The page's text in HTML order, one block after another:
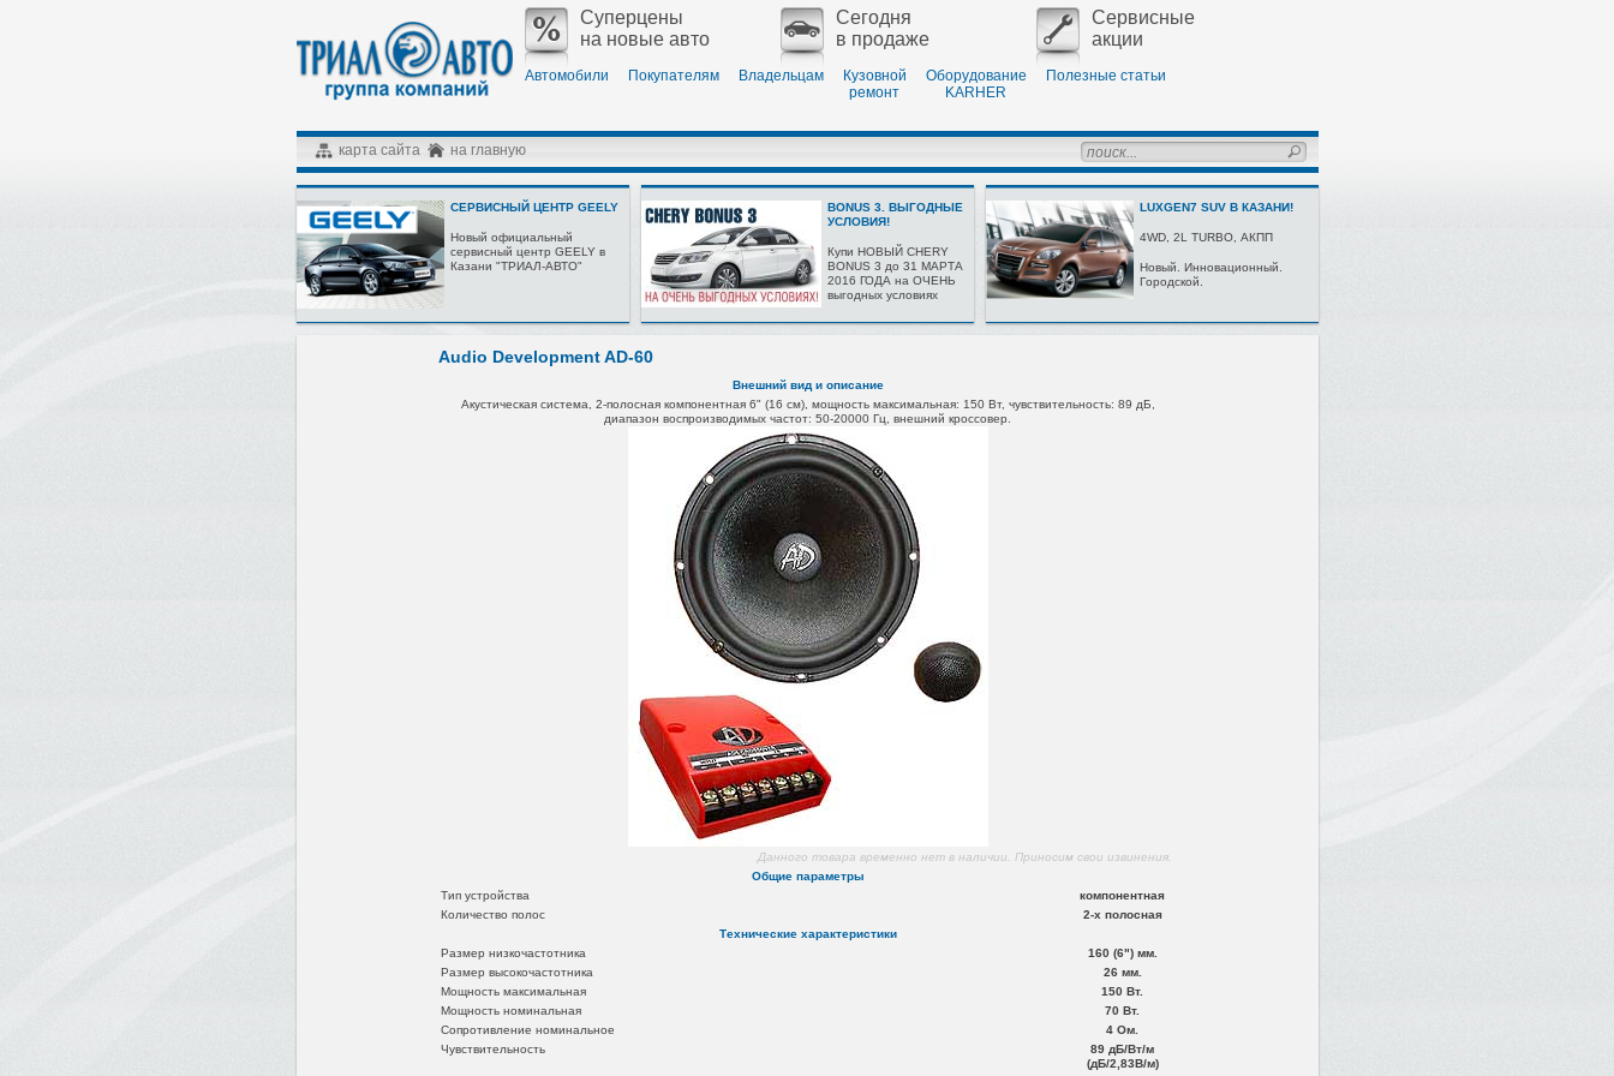
Суперцены
на новые авто
Сегодня
в продаже
Сервисные
акции
Автомобили Покупателям Владельцам
Кузовной
ремонт
Оборудование
KARHER
Полезные статьи
карта сайта на главную
СЕРВИСНЫЙ ЦЕНТР GEELY
Новый официальный
сервисный центр GEELY в
Казани "ТРИАЛ-АВТО"
BONUS 3. ВЫГОДНЫЕ
УСЛОВИЯ!
Купи НОВЫЙ CHERY
BONUS 3 до 31 МАРТА
2016 ГОДА на ОЧЕНЬ
выгодных условиях
LUXGEN7 SUV В КАЗАНИ!
4WD, 2L TURBО, AКПП
Нoвый. Иннoвaциoнный.
Гoрoдскoй.
Audio Development AD-60
Внешний вид и описание
Акустическая система,
2-полосная компонентная 6" (16 см), мощность максимальная: 150 Вт, чувствительность: 89 дБ,
диапазон воспроизводимых частот: 50-20000 Гц,
внешний кроссовер.
Данного товара временно нет в наличии. Приносим свои извинения.
Общие параметры
Тип устройства
компонентная
Количество полос
2-х полосная
Технические характеристики
Размер низкочастотника
160 (6") мм.
Размер высокочастотника
26 мм.
Мощность максимальная
150 Вт.
Мощность номинальная
70 Вт.
Сопротивление номинальное
4 Ом.
Чувствительность
89 дБ/Вт/м
(дБ/2,83В/м)